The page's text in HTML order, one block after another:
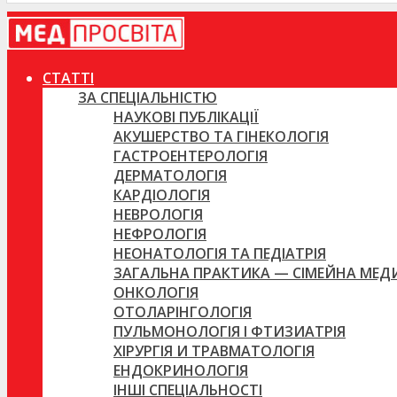
СТАТТІ
ЗА СПЕЦІАЛЬНІСТЮ
НАУКОВІ ПУБЛІКАЦІЇ
АКУШЕРСТВО ТА ГІНЕКОЛОГІЯ
ГАСТРОЕНТЕРОЛОГІЯ
ДЕРМАТОЛОГІЯ
КАРДІОЛОГІЯ
НЕВРОЛОГІЯ
НЕФРОЛОГІЯ
НЕОНАТОЛОГІЯ ТА ПЕДІАТРІЯ
ЗАГАЛЬНА ПРАКТИКА — СІМЕЙНА
ОНКОЛОГІЯ
ОТОЛАРІНГОЛОГІЯ
ПУЛЬМОНОЛОГІЯ І ФТИЗИАТРІЯ
ХІРУРГІЯ И ТРАВМАТОЛОГІЯ
ЕНДОКРИНОЛОГІЯ
ІНШІ СПЕЦІАЛЬНОСТІ